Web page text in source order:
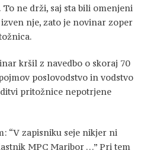
ne drži, saj sta bili omenjeni
nje, zato je novinar zoper
kršil z navedbo o skoraj 70
poslovodstvo in vodstvo
pritožnice nepotrjene
“V zapisniku seje nikjer ni
MPC Maribor …” Pri tem